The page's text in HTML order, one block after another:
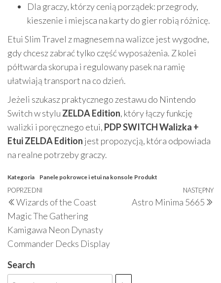
Dla graczy, którzy cenią porządek: przegrody,
kieszenie i miejsca na karty do gier robią różnicę.
Etui Slim Travel z magnesem na walizce jest wygodne,
gdy chcesz zabrać tylko część wyposażenia. Z kolei
półtwarda skorupa i regulowany pasek na ramię
ułatwiają transport na co dzień.
Jeżeli szukasz praktycznego zestawu do Nintendo
Switch w stylu ZELDA Edition, który łączy funkcję
walizki i poręcznego etui, PDP SWITCH Walizka +
Etui ZELDA Edition jest propozycją, która odpowiada
na realne potrzeby graczy.
Kategoria Panele pokrowce i etui na konsole Produkt
Nawigacja
wpisu
Poprzedni
wpis
POPRZEDNI
Wizards of the Coast
Magic The Gathering
Kamigawa Neon Dynasty
Commander Decks Display
NASTĘPNY
Astro Minima 5665
Search